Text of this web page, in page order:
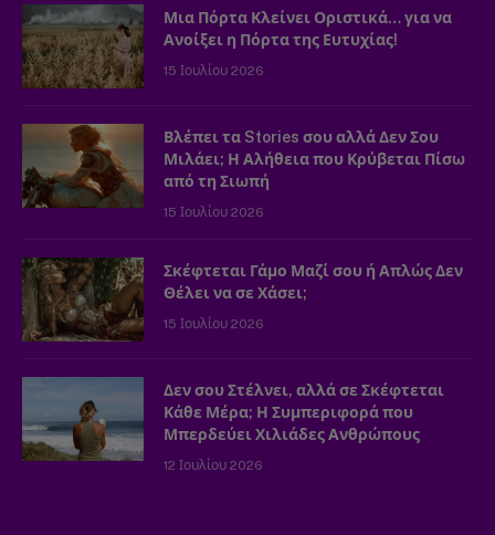
Μια Πόρτα Κλείνει Οριστικά… για να
Ανοίξει η Πόρτα της Ευτυχίας!
15 Ιουλίου 2026
Βλέπει τα Stories σου αλλά Δεν Σου
Μιλάει; Η Αλήθεια που Κρύβεται Πίσω
από τη Σιωπή
15 Ιουλίου 2026
Σκέφτεται Γάμο Μαζί σου ή Απλώς Δεν
Θέλει να σε Χάσει;
15 Ιουλίου 2026
Δεν σου Στέλνει, αλλά σε Σκέφτεται
Κάθε Μέρα; Η Συμπεριφορά που
Μπερδεύει Χιλιάδες Ανθρώπους
12 Ιουλίου 2026